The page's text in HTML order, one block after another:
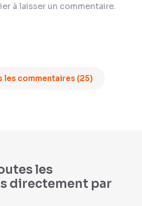
à laisser un commentaire.
les commentaires (25)
les
directement par